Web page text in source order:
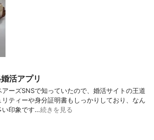
活アプリ
ーズSNSで知っていたので、婚活サイトの王道
ティーや身分証明書もしっかりしており、なん
い印象です…続きを見る